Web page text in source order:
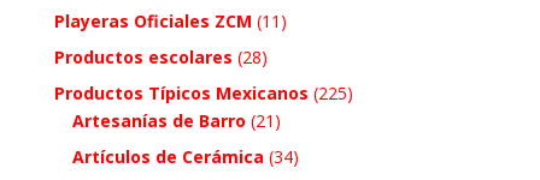
Playeras Oficiales ZCM (11)
Productos escolares (28)
Productos Típicos Mexicanos (225)
Artesanías de Barro (21)
Artículos de Cerámica (34)